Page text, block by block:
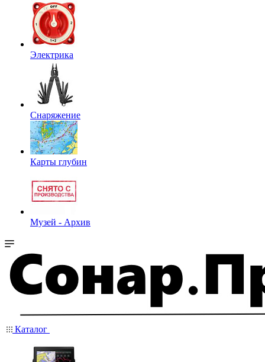
Электрика
Снаряжение
Карты глубин
Музей - Архив
Каталог